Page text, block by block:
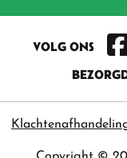
VOLG ONS